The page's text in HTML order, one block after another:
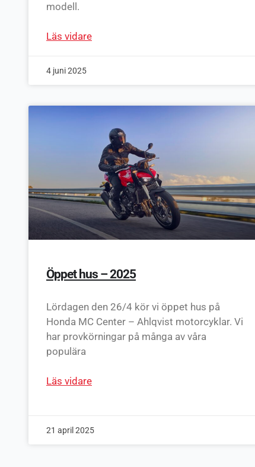
modell.
Läs vidare
4 juni 2025
Öppet hus – 2025
Lördagen den 26/4 kör vi öppet hus på
Honda MC Center – Ahlqvist motorcyklar. Vi
har provkörningar på många av våra
populära
Läs vidare
21 april 2025